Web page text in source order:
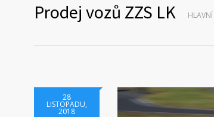
Prodej vozů ZZS LK
28
LISTOPADU,
2018